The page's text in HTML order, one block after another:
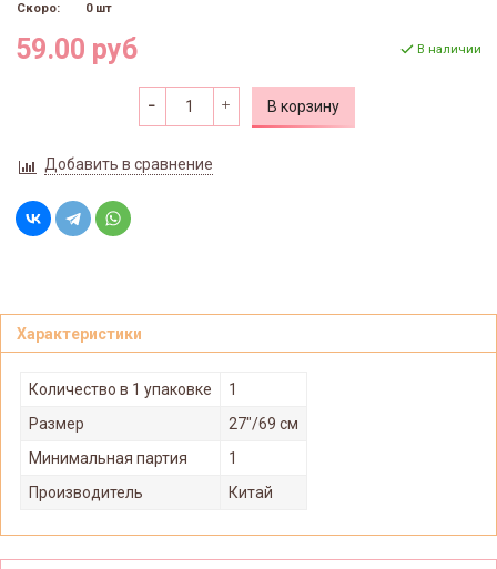
Скоро:
0 шт
59.00 руб В наличии
В корзину
Добавить в сравнение
Характеристики
Количество в 1 упаковке
1
Размер
27"/69 см
Минимальная партия
1
Производитель
Китай